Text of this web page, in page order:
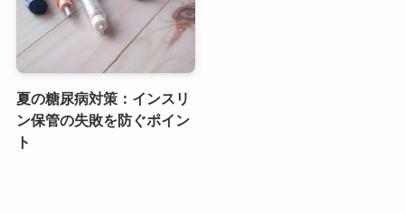
夏の糖尿病対策：インスリ
ン保管の失敗を防ぐポイン
ト